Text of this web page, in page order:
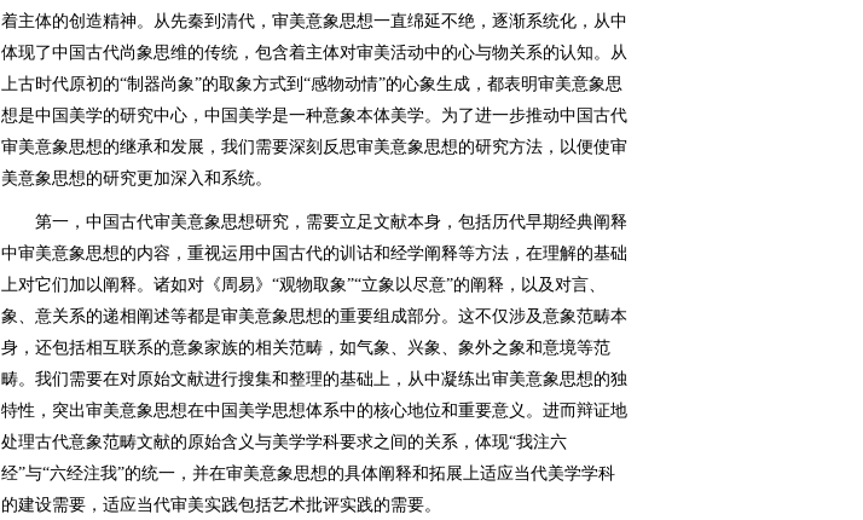
着主体的创造精神。从先秦到清代，审美意象思想一直绵延不绝，逐渐系统化，从中
体现了中国古代尚象思维的传统，包含着主体对审美活动中的心与物关系的认知。从
上古时代原初的“制器尚象”的取象方式到“感物动情”的心象生成，都表明审美意象思
想是中国美学的研究中心，中国美学是一种意象本体美学。为了进一步推动中国古代
审美意象思想的继承和发展，我们需要深刻反思审美意象思想的研究方法，以便使审
美意象思想的研究更加深入和系统。
第一，中国古代审美意象思想研究，需要立足文献本身，包括历代早期经典阐释
中审美意象思想的内容，重视运用中国古代的训诂和经学阐释等方法，在理解的基础
上对它们加以阐释。诸如对《周易》“观物取象”“立象以尽意”的阐释，以及对言、
象、意关系的递相阐述等都是审美意象思想的重要组成部分。这不仅涉及意象范畴本
身，还包括相互联系的意象家族的相关范畴，如气象、兴象、象外之象和意境等范
畴。我们需要在对原始文献进行搜集和整理的基础上，从中凝练出审美意象思想的独
特性，突出审美意象思想在中国美学思想体系中的核心地位和重要意义。进而辩证地
处理古代意象范畴文献的原始含义与美学学科要求之间的关系，体现“我注六
经”与“六经注我”的统一，并在审美意象思想的具体阐释和拓展上适应当代美学学科
的建设需要，适应当代审美实践包括艺术批评实践的需要。